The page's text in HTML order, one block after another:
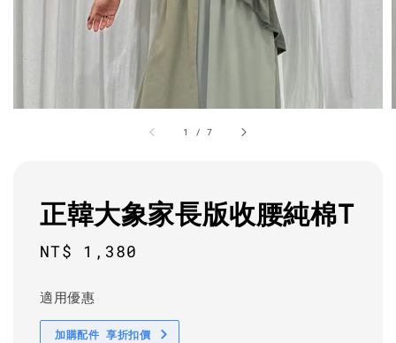
1 /7
正韓大象家長版收腰純棉T
Regular
NT$ 1,380
適用優惠
加購配件 享折扣價